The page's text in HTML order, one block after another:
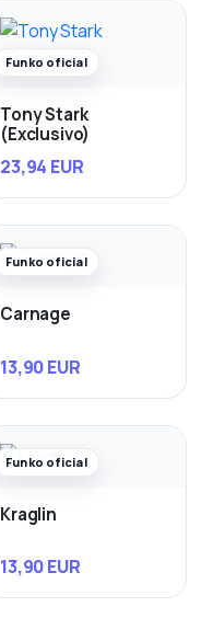
Funko oficial
Tony Stark
(Exclusivo)
23,94 EUR
Funko oficial
Carnage
13,90 EUR
Funko oficial
Kraglin
13,90 EUR